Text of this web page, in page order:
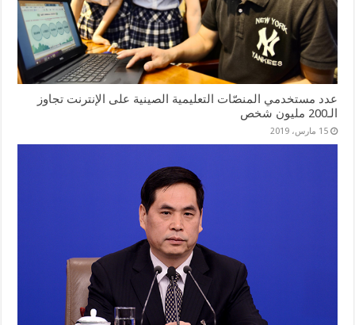
عدد مستخدمي المنصّات التعليمية الصينية على الإنترنت تجاوز
الـ200 مليون شخص
15 مارس، 2019